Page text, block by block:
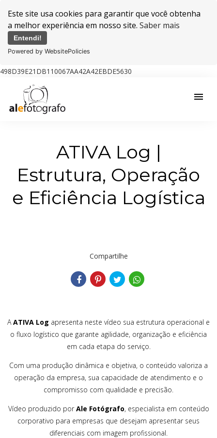
Este site usa cookies para garantir que você obtenha
a melhor experiência em nosso site. Saber mais
Entendi!
Powered by WebsitePolicies
498D39E21DB110067AA42A42EBDE5630
menu
ATIVA Log |
Estrutura, Operação
e Eficiência Logística
Compartilhe
A ATIVA Log apresenta neste vídeo sua estrutura operacional e
o fluxo logístico que garante agilidade, organização e eficiência
em cada etapa do serviço.
Com uma produção dinâmica e objetiva, o conteúdo valoriza a
operação da empresa, sua capacidade de atendimento e o
compromisso com qualidade e precisão.
Vídeo produzido porAle Fotógrafo, especialista em conteúdo
corporativo para empresas que desejam apresentar seus
diferenciais com imagem profissional.